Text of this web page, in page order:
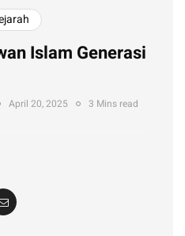
Islam Generasi
April 20, 2025 3 Mins read